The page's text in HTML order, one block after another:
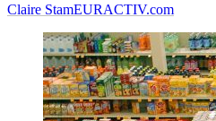
Claire StamEURACTIV.com